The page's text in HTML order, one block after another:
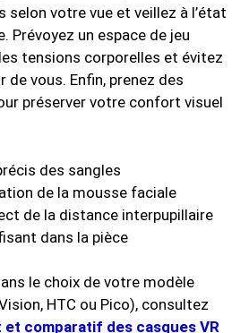
votre vue et veillez à l’état
Prévoyez un espace de jeu
tensions corporelles et évitez
vous. Enfin, prenez des
préserver votre confort visuel
des sangles
de la mousse faciale
de la distance interpupillaire
dans la pièce
le choix de votre modèle
HTC ou Pico), consultez
et comparatif des casques VR